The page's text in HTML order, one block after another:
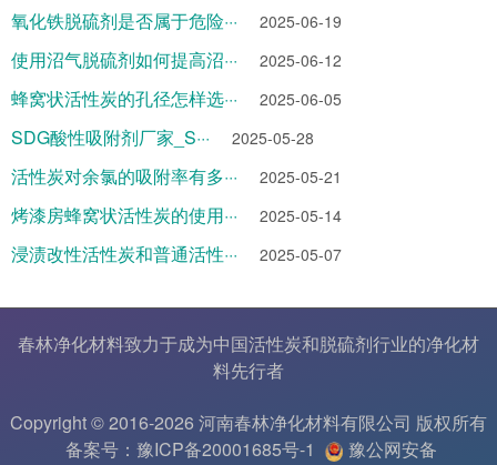
氧化铁脱硫剂是否属于危险··· 2025-06-19
使用沼气脱硫剂如何提高沼··· 2025-06-12
蜂窝状活性炭的孔径怎样选··· 2025-06-05
SDG酸性吸附剂厂家_S··· 2025-05-28
活性炭对余氯的吸附率有多··· 2025-05-21
烤漆房蜂窝状活性炭的使用··· 2025-05-14
浸渍改性活性炭和普通活性··· 2025-05-07
春林净化材料致力于成为中国活性炭和脱硫剂行业的净化材
料先行者
Copyright © 2016-2026 河南春林净化材料有限公司 版权所有
备案号：豫ICP备20001685号-1
豫公网安备